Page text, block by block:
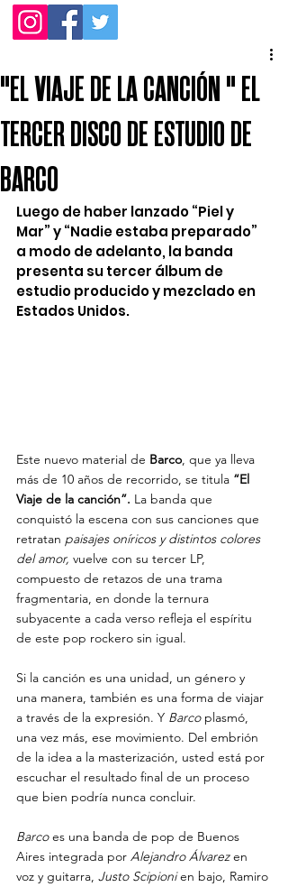
"EL VIAJE DE LA CANCIÓN " EL
TERCER DISCO DE ESTUDIO DE
BARCO
Luego de haber lanzado “Piel y
Mar” y “Nadie estaba preparado”
a modo de adelanto, la banda
presenta su tercer álbum de
estudio producido y mezclado en
Estados Unidos.
Este nuevo material de Barco, que ya lleva
más de 10 años de recorrido, se titula “El
Viaje de la canción”. La banda que
conquistó la escena con sus canciones que
retratan paisajes oníricos y distintos colores
del amor, vuelve con su tercer LP,
compuesto de retazos de una trama
fragmentaria, en donde la ternura
subyacente a cada verso refleja el espíritu
de este pop rockero sin igual.
Si la canción es una unidad, un género y
una manera, también es una forma de viajar
a través de la expresión. Y Barco plasmó,
una vez más, ese movimiento. Del embrión
de la idea a la masterización, usted está por
escuchar el resultado final de un proceso
que bien podría nunca concluir.
Barco es una banda de pop de Buenos
Aires integrada por Alejandro Álvarez en
voz y guitarra, Justo Scipioni en bajo, Ramiro